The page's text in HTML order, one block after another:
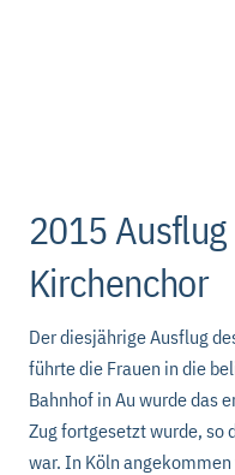
2015
Kirchenchor
Der diesjährige Ausflug
führte die Frauen in die
Bahnhof in Au wurde das
Zug fortgesetzt wurde, so
war. In Köln